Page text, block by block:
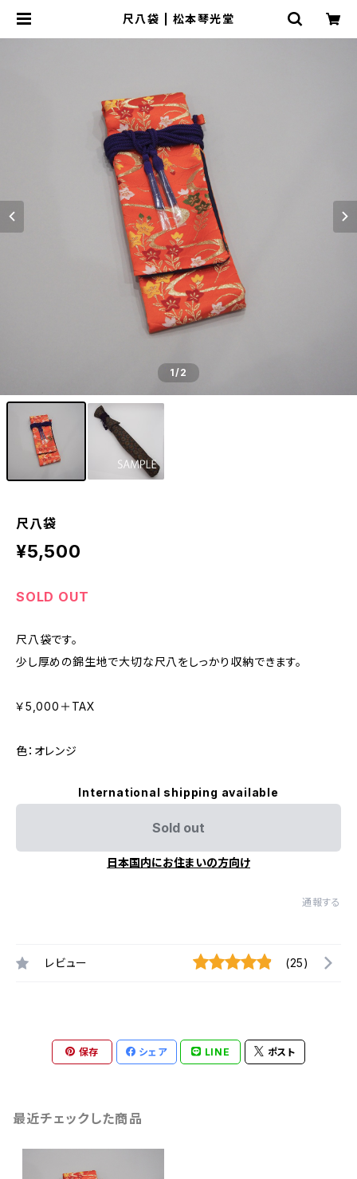
尺八袋 | 松本琴光堂
1/2
尺八袋
¥5,500
SOLD OUT
尺八袋です。
少し厚めの錦生地で大切な尺八をしっかり収納できます。
￥5,000＋TAX
色：オレンジ
International shipping available
Sold out
日本国内にお住まいの方向け
通報する
レビュー (25)
保存 シェア LINE ポスト
最近チェックした商品